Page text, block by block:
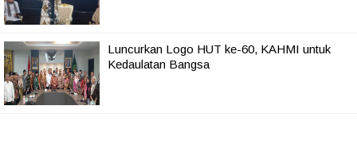
Luncurkan Logo HUT ke-60, KAHMI untuk
Kedaulatan Bangsa